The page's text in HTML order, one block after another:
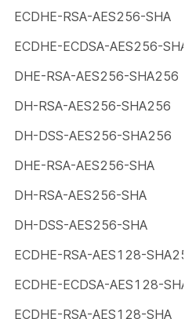
ECDHE-RSA-AES256-SHA
ECDHE-ECDSA-AES256-SHA
DHE-RSA-AES256-SHA256
DH-RSA-AES256-SHA256
DH-DSS-AES256-SHA256
DHE-RSA-AES256-SHA
DH-RSA-AES256-SHA
DH-DSS-AES256-SHA
ECDHE-RSA-AES128-SHA256
ECDHE-ECDSA-AES128-
ECDHE-RSA-AES128-SHA